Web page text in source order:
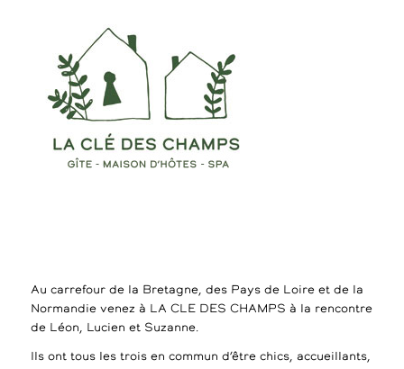
Au carrefour de la Bretagne, des Pays de Loire et de la
Normandie venez à LA CLE DES CHAMPS à la rencontre
de Léon, Lucien et Suzanne.
Ils ont tous les trois en commun d’être chics, accueillants,